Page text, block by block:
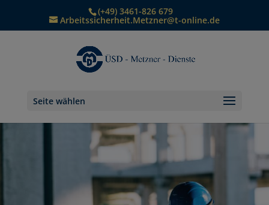
(+49) 3461-826 679
Arbeitssicherheit.Metzner@t-online.de
Seite wählen